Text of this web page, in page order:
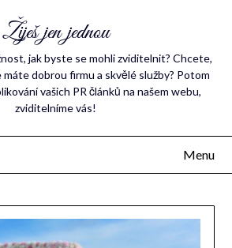
Žiješ jen jednou
jak byste se mohli zviditelnit? Chcete,
máte dobrou firmu a skvělé služby? Potom
vašich PR článků na našem webu,
zviditelníme vás!
Menu